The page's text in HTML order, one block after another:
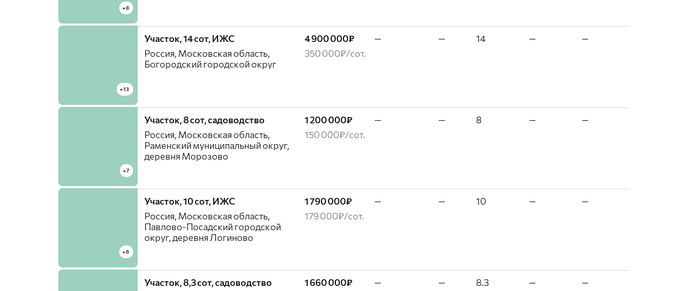
+8
+13
Участок, 14 сот, ИЖС
Россия, Московская область,
Богородский городской округ
4 900 000₽
350 000₽/сот.
— — 14 — —
+7
Участок, 8 сот, садоводство
Россия, Московская область,
Раменский муниципальный округ,
деревня Морозово
1 200 000₽
150 000₽/сот.
— — 8 — —
+6
Участок, 10 сот, ИЖС
Россия, Московская область,
Павлово-Посадский городской
округ, деревня Логиново
1 790 000₽
179 000₽/сот.
— — 10 — —
Участок, 8,3 сот, садоводство
1 660 000₽
— — 8.3 — —